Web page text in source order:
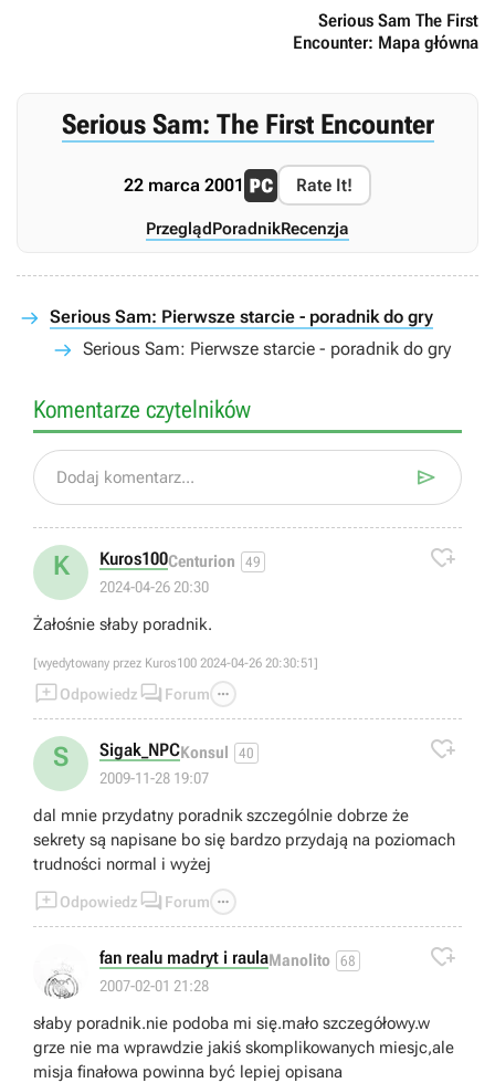
Serious Sam The First
Encounter: Mapa główna
Serious Sam: The First Encounter
22 marca 2001 Rate It!
PrzeglądPoradnikRecenzja
Serious Sam: Pierwsze starcie - poradnik do gry
Serious Sam: Pierwsze starcie - poradnik do gry
Komentarze czytelników
Dodaj komentarz... 
K Kuros100Centurion 49
2024-04-26 20:30

Żałośnie słaby poradnik.
[wyedytowany przez Kuros100 2024-04-26 20:30:51]
Odpowiedz  Forum 
S Sigak_NPCKonsul 40
2009-11-28 19:07

dal mnie przydatny poradnik szczególnie dobrze że
sekrety są napisane bo się bardzo przydają na poziomach
trudności normal i wyżej
Odpowiedz  Forum 
fan realu madryt i raulaManolito 68
2007-02-01 21:28

słaby poradnik.nie podoba mi się.mało szczegółowy.w
grze nie ma wprawdzie jakiś skomplikowanych miesjc,ale
misja finałowa powinna być lepiej opisana